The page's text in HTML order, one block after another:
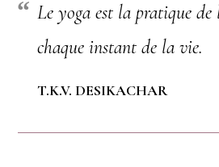
Le yoga est la pratique de
chaque instant de la vie.
T.K.V. DESIKACHAR